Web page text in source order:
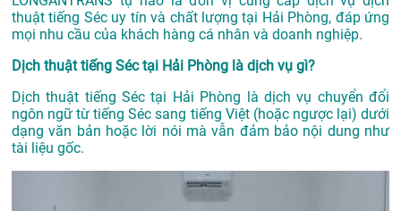
thuật tiếng Séc uy tín và chất lượng tại Hải Phòng, đáp ứng
mọi nhu cầu của khách hàng cá nhân và doanh nghiệp.
Dịch thuật tiếng Séc tại Hải Phòng là dịch vụ gì?
Dịch thuật tiếng Séc tại Hải Phòng là dịch vụ chuyển đổi
ngôn ngữ từ tiếng Séc sang tiếng Việt (hoặc ngược lại) dưới
dạng văn bản hoặc lời nói mà vẫn đảm bảo nội dung như
tài liệu gốc.